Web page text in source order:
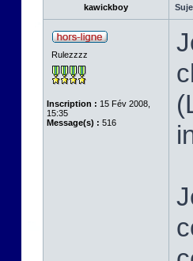
kawickboy
Rulezzzz
Inscription : 15 Fév 2008,
15:35
Message(s) : 516